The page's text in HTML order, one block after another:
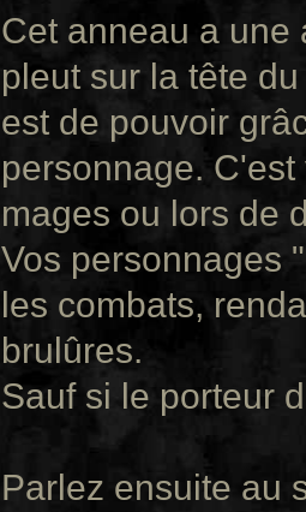
Cet anneau a une
pleut sur la tête
est de pouvoir
personnage.
mages ou lors de
Vos personnages
les combats,
brulûres.
Sauf si le porteur
Parlez ensuite au